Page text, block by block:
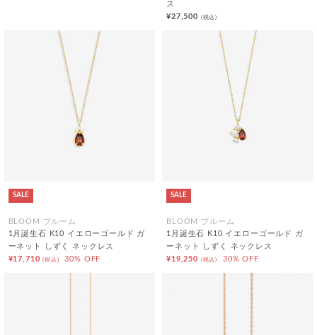
ス
¥27,500 (税込)
SALE
BLOOM ブルーム
1月誕生石 K10 イエローゴールド ガ
ーネット しずく ネックレス
¥17,710(税込) 30% OFF
SALE
BLOOM ブルーム
1月誕生石 K10 イエローゴールド ガ
ーネット しずく ネックレス
¥19,250 (税込) 30% OFF